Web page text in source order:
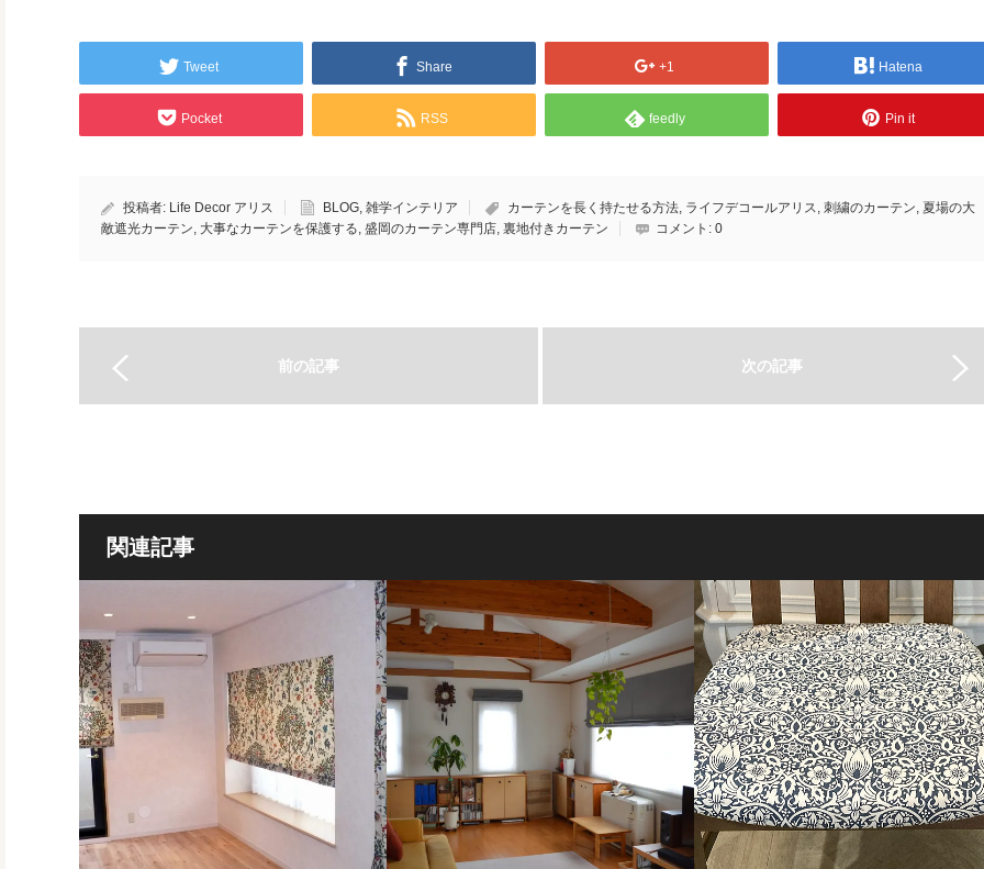
Tweet Share +1 Hatena
Pocket RSS feedly Pin it
投稿者: Life Decor アリス BLOG, 雑学インテリア カーテンを長く持たせる方法, ライフデコールアリス, 刺繍のカーテン, 夏場の大
敵遮光カーテン, 大事なカーテンを保護する, 盛岡のカーテン専門店, 裏地付きカーテン コメント: 0
前の記事 次の記事
関連記事